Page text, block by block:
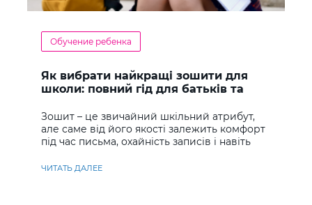
Обучение ребенка
Як вибрати найкращі зошити для
школи: повний гід для батьків та
Зошит – це звичайний шкільний атрибут,
але саме від його якості залежить комфорт
під час письма, охайність записів і навіть
ЧИТАТЬ ДАЛЕЕ